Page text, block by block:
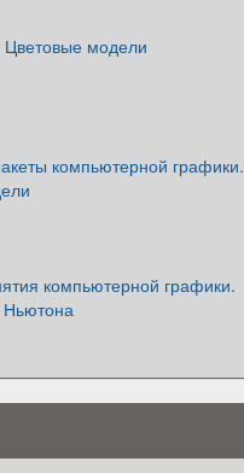
Цветовые модели
компьютерной графики.
компьютерной графики.
Ньютона